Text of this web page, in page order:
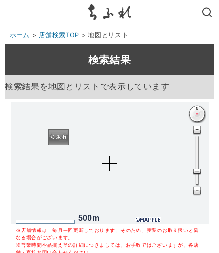
ホーム > 店舗検索TOP > 地図とリスト
検索結果
検索結果を地図とリストで表示しています
500m
※店舗情報は、毎月一回更新しております。そのため、実際のお取り扱いと異
なる場合がございます。
※営業時間や品揃え等の詳細につきましては、お手数ではございますが、各店